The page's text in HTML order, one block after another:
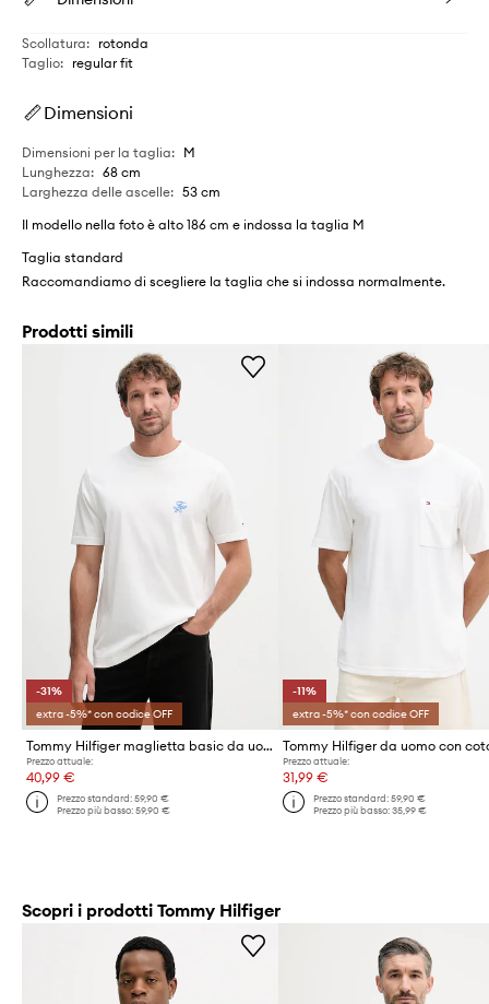
Scollatura: rotonda
Taglio: regular fit
Dimensioni
Dimensioni per la taglia: M
Lunghezza: 68 cm
Larghezza delle ascelle: 53 cm
Il modello nella foto è alto 186 cm e indossa la taglia M
Taglia standard
Raccomandiamo di scegliere la taglia che si indossa normalmente.
Prodotti simili
-31%
extra -5%* con codice OFF
Tommy Hilfiger maglietta basic da uomo in cotone SUMMER
Prezzo attuale:
40,99 €
Prezzo standard:59,90 €
Prezzo più basso:59,90 €
-11%
extra -5%* con codice OFF
Prezzo attuale:
31,99 €
Prezzo standard: 59,90 €
Prezzo più basso: 35,99 €
Scopri i prodotti Tommy Hilfiger